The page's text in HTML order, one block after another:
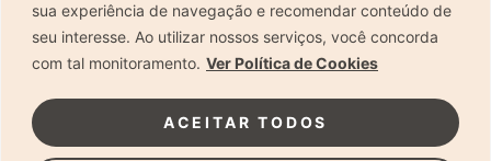
sua experiência de navegação e recomendar conteúdo de
seu interesse. Ao utilizar nossos serviços, você concorda
com tal monitoramento. Ver Política de Cookies
ACEITAR TODOS
SP. CEP 05429-130 – Telefone: (11) 94494-1818
Direitos Reservados.Clique Aquie acesse nossa
Política de Privacidade.